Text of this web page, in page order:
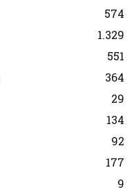
574
1.329
551
364
29
134
92
177
9